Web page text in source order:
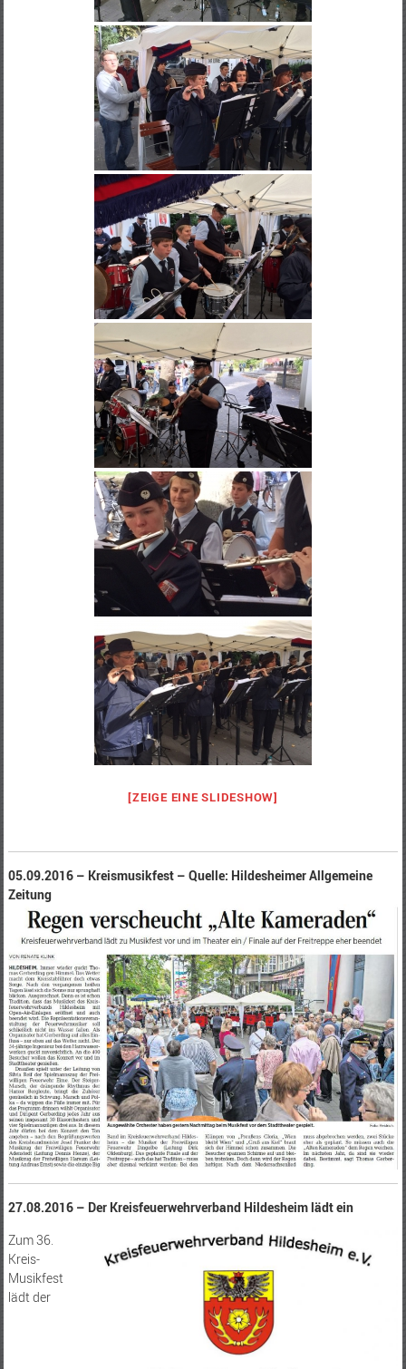
[ZEIGE EINE SLIDESHOW]
05.09.2016 – Kreismusikfest – Quelle: Hildesheimer Allgemeine
Zeitung
27.08.2016 – Der Kreisfeuerwehrverband Hildesheim lädt ein
Zum 36.
Kreis-
Musikfest
lädt der